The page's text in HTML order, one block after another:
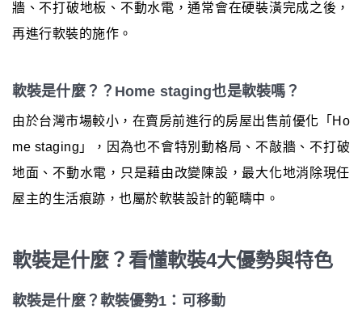
牆、不打破地板、不動水電，通常會在硬裝潢完成之後，
再進行軟裝的施作。
軟裝是什麼？？Home staging也是軟裝嗎？
由於台灣市場較小，在賣房前進行的房屋出售前優化「Ho
me staging」，因為也不會特別動格局、不敲牆、不打破
地面、不動水電，只是藉由改變陳設，最大化地消除現任
屋主的生活痕跡，也屬於軟裝設計的範疇中。
軟裝是什麼？看懂軟裝4大優勢與特色
軟裝是什麼？軟裝優勢1：可移動